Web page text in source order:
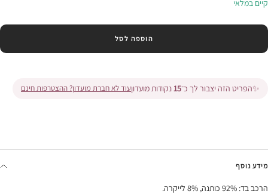
קיים במלאי
הוספה לסל
✨הפריט הזה יצבור לך כ־15נקודות מועדוןעוד לא חברת מועדון? ההצטרפות חינם
מידע נוסף
הרכב בד: 92% כותנה, 8% לייקרה.